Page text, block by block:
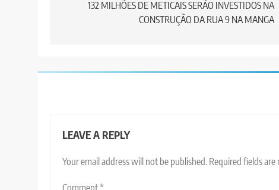
navigation
132 MILHÕES DE METICAIS SERÃO INVESTIDOS NA
CONSTRUÇÃO DA RUA 9 NA MANGA
LEAVE A REPLY
Your email address will not be published. Required fields are
Comment*